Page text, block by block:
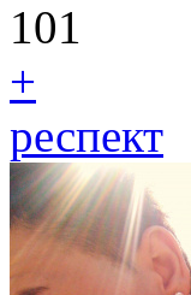
101
+
респект